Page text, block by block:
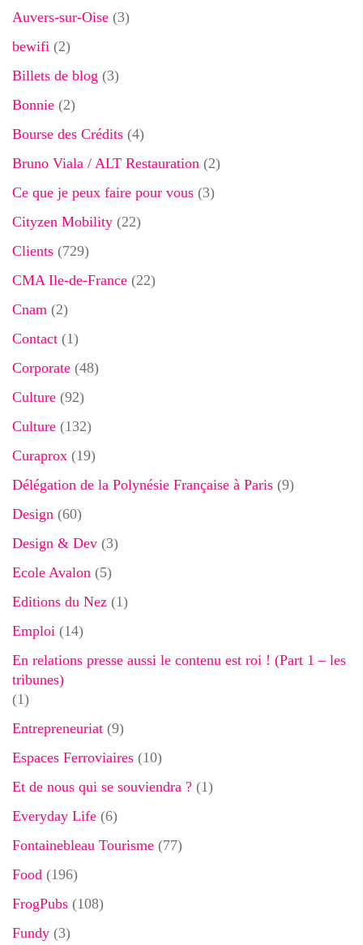
Auvers-sur-Oise (3)
bewifi (2)
Billets de blog (3)
Bonnie (2)
Bourse des Crédits (4)
Bruno Viala / ALT Restauration (2)
Ce que je peux faire pour vous (3)
Cityzen Mobility (22)
Clients (729)
CMA Ile-de-France (22)
Cnam (2)
Contact (1)
Corporate (48)
Culture (92)
Culture (132)
Curaprox (19)
Délégation de la Polynésie Française à Paris (9)
Design (60)
Design & Dev (3)
Ecole Avalon (5)
Editions du Nez (1)
Emploi (14)
En relations presse aussi le contenu est roi ! (Part 1 – les
tribunes)
(1)
Entrepreneuriat (9)
Espaces Ferroviaires (10)
Et de nous qui se souviendra ? (1)
Everyday Life (6)
Fontainebleau Tourisme (77)
Food (196)
FrogPubs (108)
Fundy (3)